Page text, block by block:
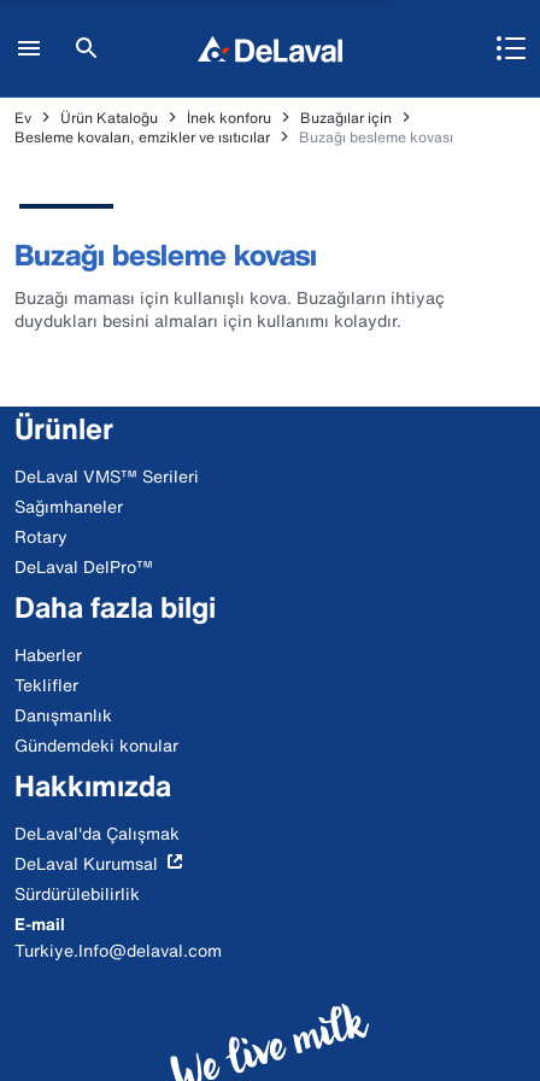
Ev Ürün Kataloğu İnek konforu
Buzağılar için
Besleme kovaları, emzikler ve ısıtıcılar
Buzağı besleme kovası
Buzağı besleme kovası
Buzağı maması için kullanışlı kova. Buzağıların ihtiyaç
duydukları besini almaları için kullanımı kolaydır.
Ürünler
DeLaval VMS™ Serileri
Sağımhaneler
Rotary
DeLaval DelPro™
Daha fazla bilgi
Haberler
Teklifler
Danışmanlık
Gündemdeki konular
Hakkımızda
DeLaval'da Çalışmak
DeLaval Kurumsal
Sürdürülebilirlik
E-mail
Turkiye.Info@delaval.com